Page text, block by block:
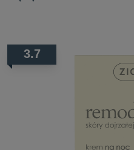
3.7